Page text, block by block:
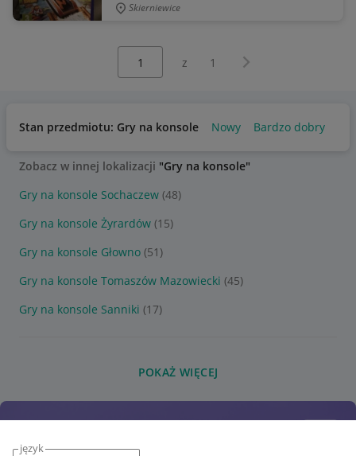
język
Skierniewice
z 1 Następna strona
Stan przedmiotu: Gry na konsole Nowy Bardzo dobry
Zobacz w innej lokalizacji "Gry na konsole"
Gry na konsole Sochaczew (48)
Gry na konsole Żyrardów (15)
Gry na konsole Głowno (51)
Gry na konsole Tomaszów Mazowiecki (45)
Gry na konsole Sanniki (17)
POKAŻ WIĘCEJ